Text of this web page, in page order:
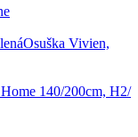
Osuška Vivien,
140/200cm, H2/